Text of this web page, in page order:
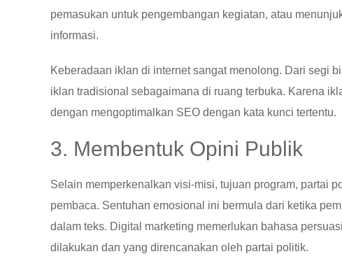
pemasukan untuk pengembangan kegiatan, atau
informasi.
Keberadaan iklan di internet sangat menolong. Dari segi
iklan tradisional sebagaimana di ruang terbuka. Karena
dengan mengoptimalkan SEO dengan kata kunci tertentu.
3. Membentuk Opini Publik
Selain memperkenalkan visi-misi, tujuan program, partai
pembaca. Sentuhan emosional ini bermula dari ketika
dalam teks. Digital marketing memerlukan bahasa
dilakukan dan yang direncanakan oleh partai politik.